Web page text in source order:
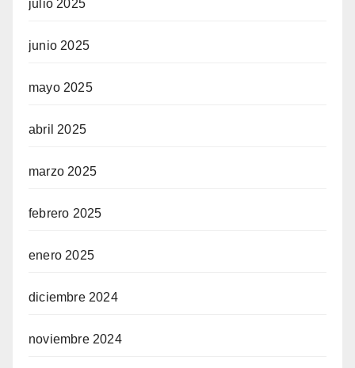
julio 2025
junio 2025
mayo 2025
abril 2025
marzo 2025
febrero 2025
enero 2025
diciembre 2024
noviembre 2024